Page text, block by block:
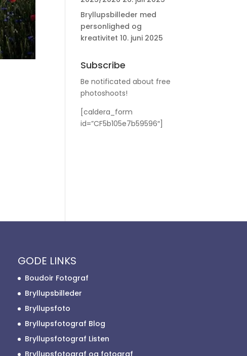
Bryllupsbilleder med
personlighed og
kreativitet 10. juni 2025
Subscribe
Be notificated about free
photoshoots!
[caldera_form
id=”CF5b105e7b59596″]
GODE LINKS
Boudoir Fotograf
Bryllupsbilleder
Bryllupsfoto
Bryllupsfotograf Blog
Bryllupsfotograf Listen
Bryllupsfotograf og fotograf